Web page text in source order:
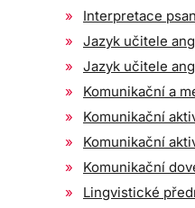
Interpretace
Jazyk učitele
Jazyk učitele
Komunikační a
Komunikační
Komunikační
Komunikační
Lingvistické